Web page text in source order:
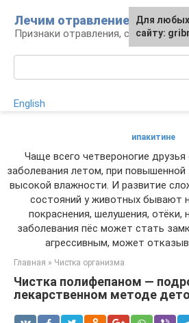
контенту
Лечим отравление
Признаки отравления, способы
English
ипакитине
Чаще всего четвероногие
заболевания летом, при повышенной
высокой влажности. И развитие
состояний у животных бывают
покраснения, шелушения, отёки,
заболевания пёс может стать
агрессивным, может
Главная » Чистка организма
Чистка полифепаном —
лекарственном методе
Для
сайту: